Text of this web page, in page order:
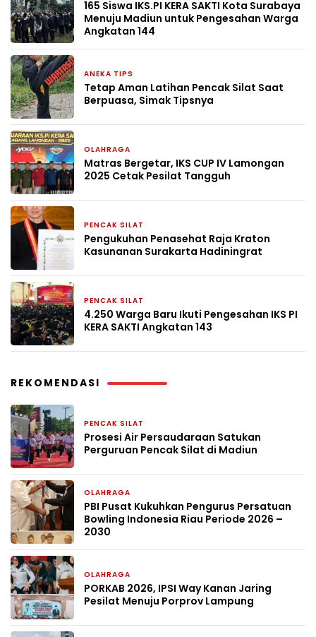
165 Siswa IKS.PI KERA SAKTI Kota Surabaya
Menuju Madiun untuk Pengesahan Warga
Angkatan 144
ANEKA TIPS
Tetap Aman Latihan Pencak Silat Saat
Berpuasa, Simak Tipsnya
OLAHRAGA
Matras Bergetar, IKS CUP IV Lamongan
2025 Cetak Pesilat Tangguh
PENCAK SILAT
Pengukuhan Penasehat Raja Kraton
Kasunanan Surakarta Hadiningrat
PENCAK SILAT
4.250 Warga Baru Ikuti Pengesahan IKS PI
KERA SAKTI Angkatan 143
REKOMENDASI
PENCAK SILAT
Prosesi Air Persaudaraan Satukan
Perguruan Pencak Silat di Madiun
OLAHRAGA
PBI Pusat Kukuhkan Pengurus Persatuan
Bowling Indonesia Riau Periode 2026 –
2030
OLAHRAGA
PORKAB 2026, IPSI Way Kanan Jaring
Pesilat Menuju Porprov Lampung